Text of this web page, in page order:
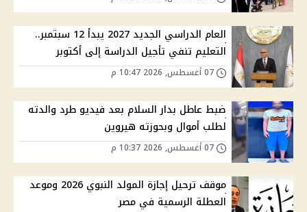
العام الدراسي الجديد 2027 يبدأ 12 سبتمبر..
التعليم تنفي تأجيل الدراسة إلى أكتوبر
ضبط عاطل بدار السلام بعد فيديو طرد والدته
لطلب أموال وبحوزته هيروين
موقف ترحيل إجازة المولد النبوي 2026 وموعد
العطلة الرسمية في مصر